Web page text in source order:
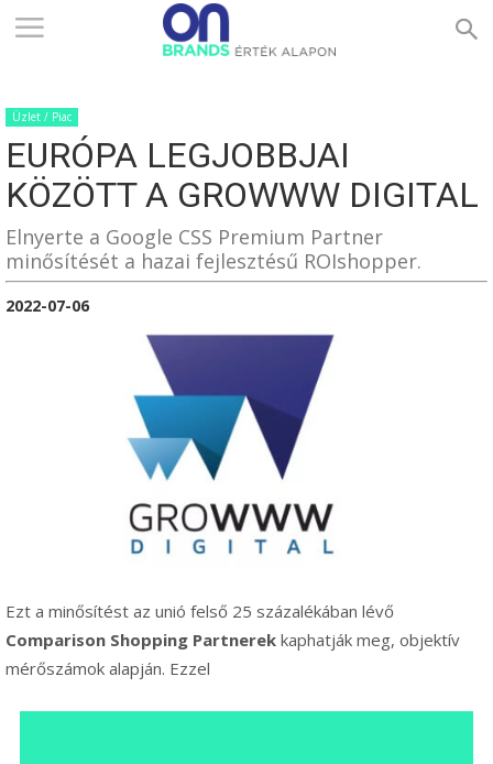
ONBRANDS
–
ALAPON
Üzlet / Piac
EURÓPA LEGJOBBJAI
KÖZÖTT A GROWWW DIGITAL
Elnyerte a Google CSS Premium Partner
minősítését a hazai fejlesztésű ROIshopper.
2022-07-06
Ezt a minősítést az unió felső 25 százalékában lévő
Comparison Shopping Partnerek kaphatják meg, objektív
mérőszámok alapján. Ezzel